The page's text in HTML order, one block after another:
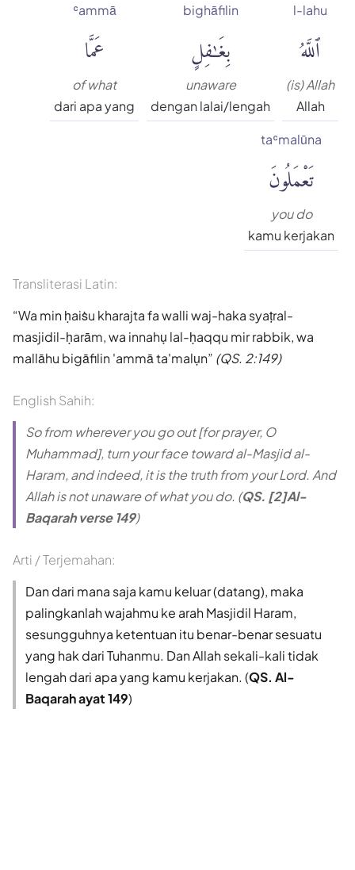
l-lahu
ٱللَّهُ
(is) Allah
Allah
bighāfilin
بِغَٰفِلٍ
unaware
dengan lalai/lengah
ʿammā
عَمَّا
of what
dari apa yang
taʿmalūna
تَعْمَلُونَ
you do
kamu kerjakan
Transliterasi Latin:
Wa min ḥaiṡu kharajta fa walli waj-haka syaṭral-
masjidil-ḥarām, wa innahụ lal-ḥaqqu mir rabbik, wa
mallāhu bigāfilin 'ammā ta'malụn (QS. 2:149)
English Sahih:
So from wherever you go out [for prayer, O
Muhammad], turn your face toward al-Masjid al-
Haram, and indeed, it is the truth from your Lord. And
Allah is not unaware of what you do. (QS. [2]Al-
Baqarah verse 149)
Arti / Terjemahan:
Dan dari mana saja kamu keluar (datang), maka
palingkanlah wajahmu ke arah Masjidil Haram,
sesungguhnya ketentuan itu benar-benar sesuatu
yang hak dari Tuhanmu. Dan Allah sekali-kali tidak
lengah dari apa yang kamu kerjakan. (QS. Al-
Baqarah ayat 149)